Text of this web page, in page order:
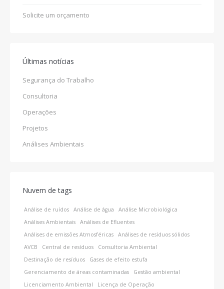
Solicite um orçamento
Últimas notícias
Segurança do Trabalho
Consultoria
Operações
Projetos
Análises Ambientais
Nuvem de tags
Análise de ruídos Análise de água
Análise Microbiológica
Análises Ambientais
Análises de Efluentes
Análises de emissões Atmosféricas
Análises de resíduos sólidos
AVCB
Central de resíduos
Consultoria Ambiental
Destinação de resíduos
Gases de efeito estufa
Gerenciamento de áreas contaminadas
Gestão ambiental
Licenciamento Ambiental
Licença de Operação